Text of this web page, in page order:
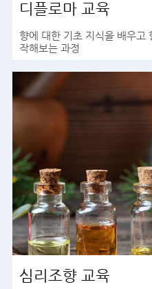
디플로마 교육
향에 대한 기초 지식을 배우고
작해보는 과정
바
심리조향 교육